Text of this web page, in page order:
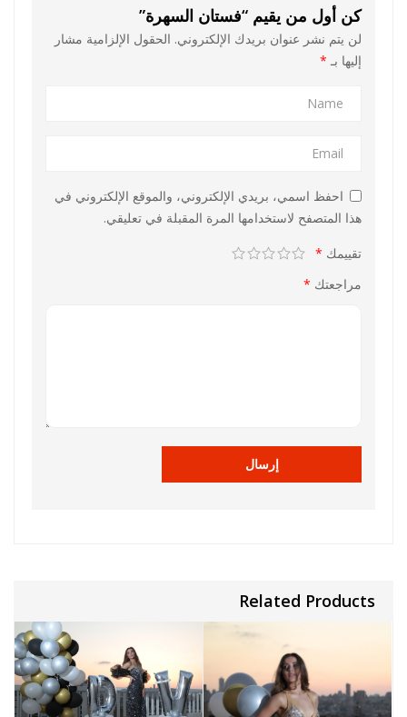
كن أول من يقيم “فستان السهرة”
لن يتم نشر عنوان بريدك الإلكتروني. الحقول الإلزامية مشار
إليها بـ *
احفظ اسمي، بريدي الإلكتروني، والموقع الإلكتروني في
هذا المتصفح لاستخدامها المرة المقبلة في تعليقي.
تقييمك *
مراجعتك *
Related Products